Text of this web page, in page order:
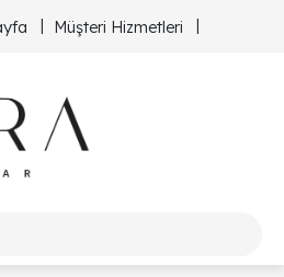
Müşteri Hizmetleri